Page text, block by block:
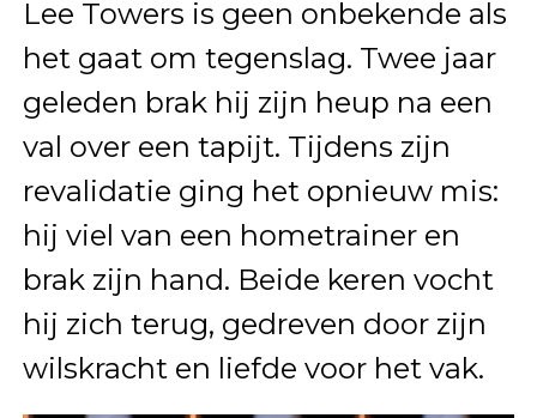
Lee Towers is geen onbekende als
het gaat om tegenslag. Twee jaar
geleden brak hij zijn heup na een
val over een tapijt. Tijdens zijn
revalidatie ging het opnieuw mis:
hij viel van een hometrainer en
brak zijn hand. Beide keren vocht
hij zich terug, gedreven door zijn
wilskracht en liefde voor het vak.